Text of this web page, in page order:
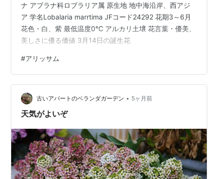
ナ アブラナ科ロブラリア属 原生地 地中海沿岸、西アジ
ア 学名Lobalaria marrtima JFコード24292 花期3～6月
花色・白、紫 最低温度0℃ アルカリ土壌 花言葉・優美、
美しさに優る価値 3月14日の誕生花
#アリッサム
古いアパートのベランダガーデン • 5ヶ月前
天気がよいぞ